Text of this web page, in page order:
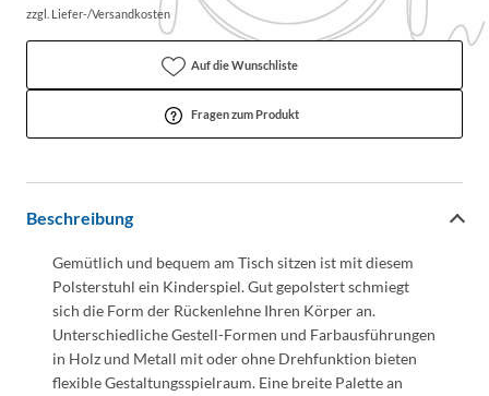
zzgl. Liefer-/Versandkosten
Auf die Wunschliste
Fragen zum Produkt
Beschreibung
Gemütlich und bequem am Tisch sitzen ist mit diesem
Polsterstuhl ein Kinderspiel. Gut gepolstert schmiegt
sich die Form der Rückenlehne Ihren Körper an.
Unterschiedliche Gestell-Formen und Farbausführungen
in Holz und Metall mit oder ohne Drehfunktion bieten
flexible Gestaltungsspielraum. Eine breite Palette an